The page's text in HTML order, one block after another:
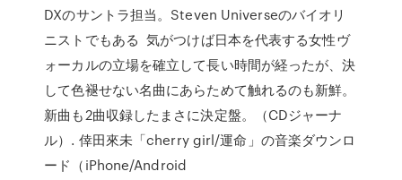
DXのサントラ担当。Steven Universeのバイオリ
ニストでもある 気がつけば日本を代表する女性ヴ
ォーカルの立場を確立して長い時間が経ったが、決
して色褪せない名曲にあらためて触れるのも新鮮。
新曲も2曲収録したまさに決定盤。（CDジャーナ
ル）. 倖田來未「cherry girl/運命」の音楽ダウンロ
ード（iPhone/Android